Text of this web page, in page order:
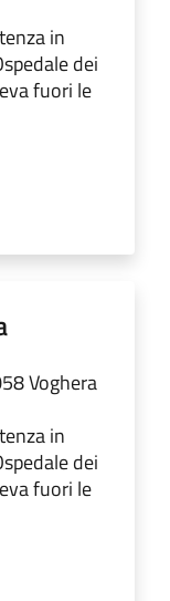
in
dei
fuori le
Voghera
in
dei
fuori le